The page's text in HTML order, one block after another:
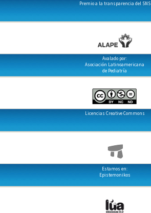
Premio a la transparencia del SNS
Avalado por:
Asociación Latinoamericana
de Pediatría
Licencias Creative Commons
Estamos en:
Epistemonikos